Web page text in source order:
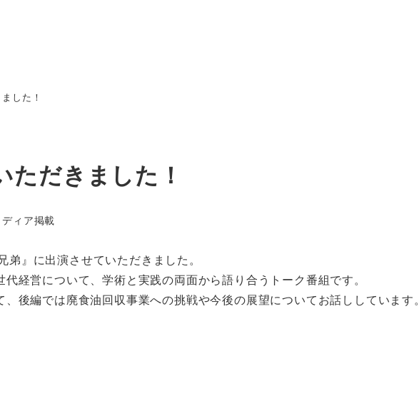
した！
ただきました！
リー
ディア掲載
』に出演させていただきました。
経営について、学術と実践の両面から語り合うトーク番組です。
後編では廃食油回収事業への挑戦や今後の展望についてお話ししています。